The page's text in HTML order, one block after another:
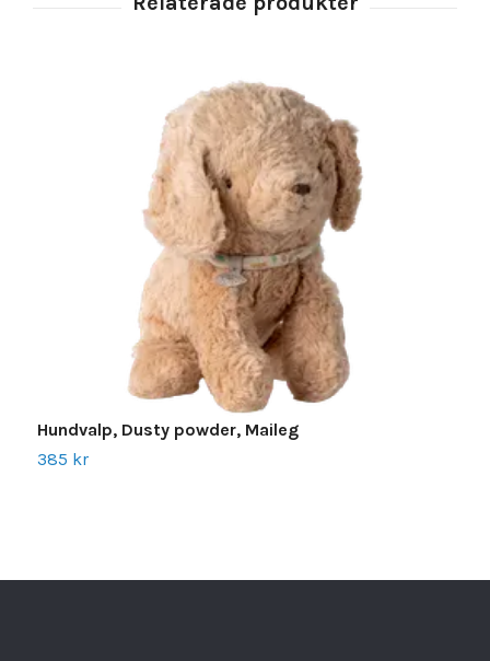
Hundvalp, Dusty powder, Maileg
385 kr